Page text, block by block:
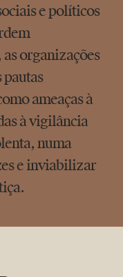
e políticos
organizações
pautas
ameaças à
à vigilância
numa
e inviabilizar